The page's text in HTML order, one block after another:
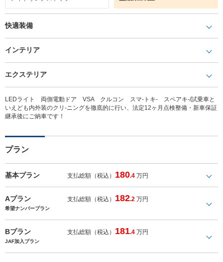
快適装備
インテリア
エクステリア
LEDライト 両側電動ドア VSA クルコン スマ-トキ- スペアキ-/試乗車と
いえども内外装のクリ-ニングを徹底的に行い、法定12ヶ月点検整備・新車保証
継承後にご納車です！
プラン
基本プラン 支払総額（税込） 180.4 万円
Aプラン 支払総額（税込） 182.2 万円
希望ナンバープラン
Bプラン 支払総額（税込） 181.4 万円
JAF加入プラン